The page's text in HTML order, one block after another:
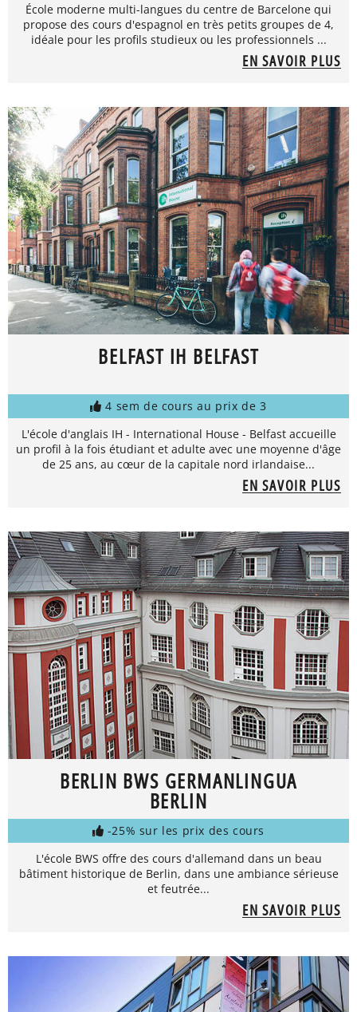
École moderne multi-langues du centre de Barcelone qui
propose des cours d'espagnol en très petits groupes de 4,
idéale pour les profils studieux ou les professionnels ...
EN SAVOIR PLUS
BELFAST IH BELFAST
4 sem de cours au prix de 3
L'école d'anglais IH - International House - Belfast accueille
un profil à la fois étudiant et adulte avec une moyenne d'âge
de 25 ans, au cœur de la capitale nord irlandaise...
EN SAVOIR PLUS
BERLIN BWS GERMANLINGUA
BERLIN
-25% sur les prix des cours
L'école BWS offre des cours d'allemand dans un beau
bâtiment historique de Berlin, dans une ambiance sérieuse
et feutrée...
EN SAVOIR PLUS